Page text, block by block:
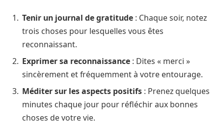
Tenir un journal de gratitude : Chaque soir, notez
trois choses pour lesquelles vous êtes
reconnaissant.
Exprimer sa reconnaissance : Dites « merci »
sincèrement et fréquemment à votre entourage.
Méditer sur les aspects positifs : Prenez quelques
minutes chaque jour pour réfléchir aux bonnes
choses de votre vie.